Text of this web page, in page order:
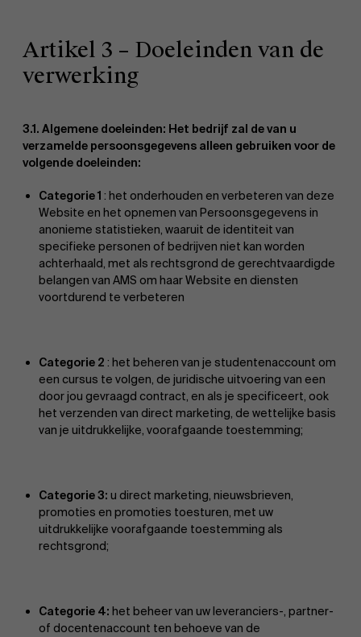
Artikel 3 – Doeleinden van de
verwerking
3.1. Algemene doeleinden: Het bedrijf zal de van u
verzamelde persoonsgegevens alleen gebruiken voor de
volgende doeleinden:
Categorie 1 : het onderhouden en verbeteren van deze
Website en het opnemen van Persoonsgegevens in
anonieme statistieken, waaruit de identiteit van
specifieke personen of bedrijven niet kan worden
achterhaald, met als rechtsgrond de gerechtvaardigde
belangen van AMS om haar Website en diensten
voortdurend te verbeteren
Categorie 2 : het beheren van je studentenaccount om
een cursus te volgen, de juridische uitvoering van een
door jou gevraagd contract, en als je specificeert, ook
het verzenden van direct marketing, de wettelijke basis
van je uitdrukkelijke, voorafgaande toestemming;
Categorie 3: u direct marketing, nieuwsbrieven,
promoties en promoties toesturen, met uw
uitdrukkelijke voorafgaande toestemming als
rechtsgrond;
Categorie 4: het beheer van uw leveranciers-, partner-
of docentenaccount ten behoeve van de